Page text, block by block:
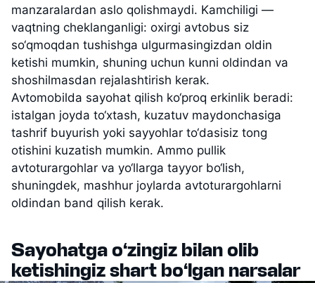
manzaralardan aslo qolishmaydi. Kamchiligi —
vaqtning cheklanganligi: oxirgi avtobus siz
so‘qmoqdan tushishga ulgurmasingizdan oldin
ketishi mumkin, shuning uchun kunni oldindan va
shoshilmasdan rejalashtirish kerak.
Avtomobilda sayohat qilish ko‘proq erkinlik beradi:
istalgan joyda to‘xtash, kuzatuv maydonchasiga
tashrif buyurish yoki sayyohlar to‘dasisiz tong
otishini kuzatish mumkin. Ammo pullik
avtoturargohlar va yo‘llarga tayyor bo‘lish,
shuningdek, mashhur joylarda avtoturargohlarni
oldindan band qilish kerak.
Sayohatga o‘zingiz bilan olib
ketishingiz shart bo‘lgan narsalar